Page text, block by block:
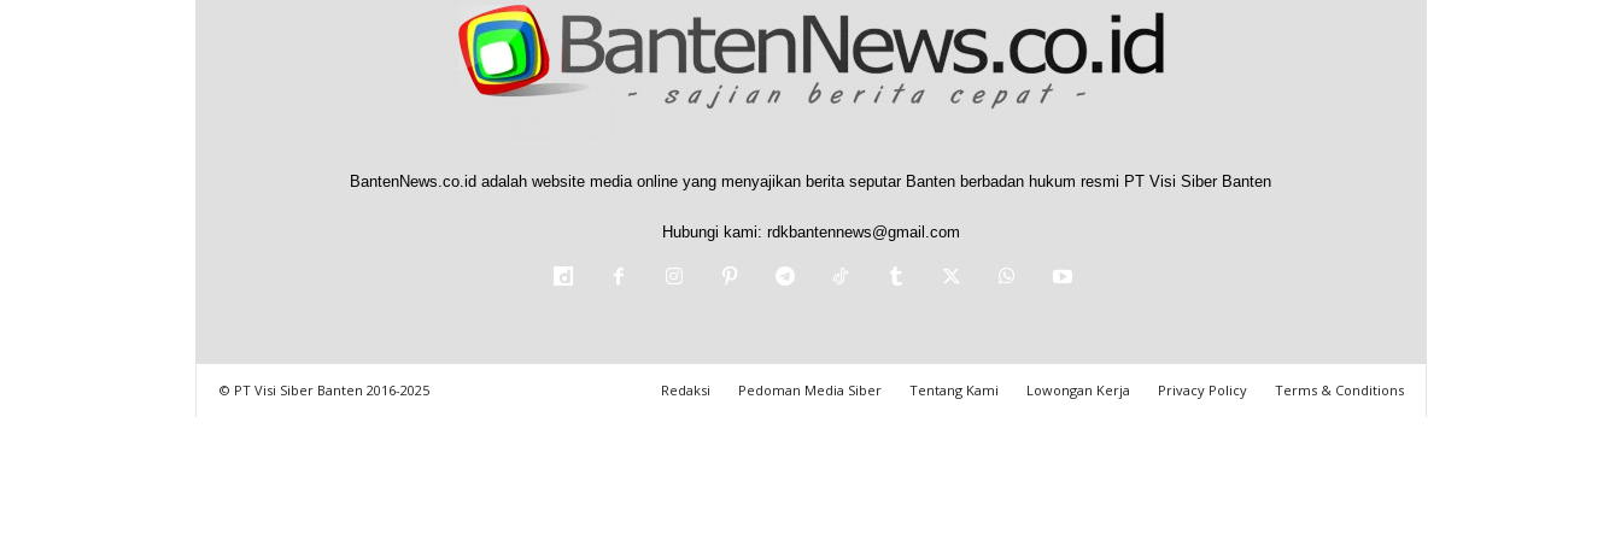
BantenNews.co.id adalah website media online yang menyajikan berita seputar Banten berbadan hukum resmi PT Visi Siber Banten
Hubungi kami: rdkbantennews@gmail.com
Redaksi Pedoman Media Siber Tentang Kami Lowongan Kerja Privacy Policy Terms & Conditions
© PT Visi Siber Banten 2016-2025